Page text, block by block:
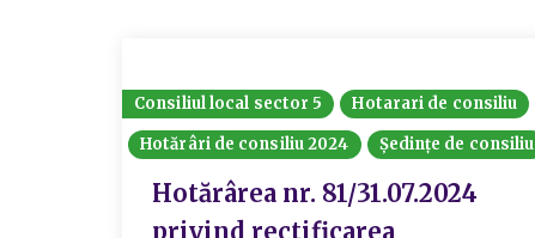
Consiliul local sector 5
Hotarari de consiliu
Hotărâri de consiliu 2024
Ședințe de consiliu
Hotărârea nr. 81/31.07.2024
privind rectificarea